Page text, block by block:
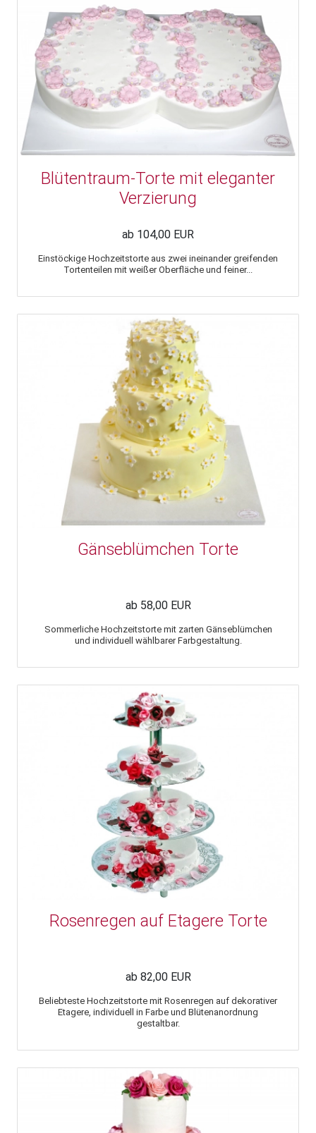
Blütentraum-Torte mit eleganter
Verzierung
ab 104,00 EUR
Einstöckige Hochzeitstorte aus zwei ineinander greifenden
Tortenteilen mit weißer Oberfläche und feiner...
Gänseblümchen Torte
ab 58,00 EUR
Sommerliche Hochzeitstorte mit zarten Gänseblümchen
und individuell wählbarer Farbgestaltung.
Rosenregen auf Etagere Torte
ab 82,00 EUR
Beliebteste Hochzeitstorte mit Rosenregen auf dekorativer
Etagere, individuell in Farbe und Blütenanordnung
gestaltbar.